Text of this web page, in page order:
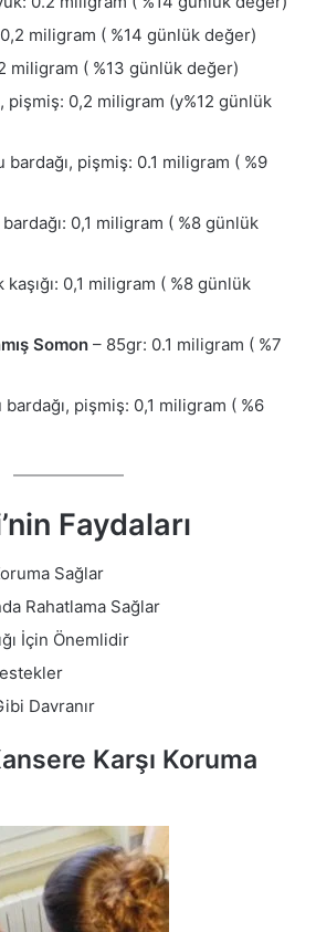
miligram ( %14 günlük değer)
miligram ( %13 günlük değer)
pişmiş: 0,2 miligram (y%12 günlük
bardağı, pişmiş: 0.1 miligram ( %9
0,1 miligram ( %8 günlük
kaşığı: 0,1 miligram ( %8 günlük
Somon – 85gr: 0.1 miligram ( %7
bardağı, pişmiş: 0,1 miligram ( %6
Faydaları
Sağlar
Rahatlama Sağlar
İçin Önemlidir
Davranır
Karşı Koruma